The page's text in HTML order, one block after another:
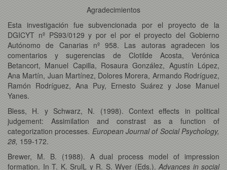
Agradecimientos
Esta investigación fue subvencionada por el proyecto de la
DGICYT nº PS93/0129 y por el por el proyecto del Gobierno
Autónomo de Canarias nº 958. Las autoras agradecen los
comentarios y sugerencias de Clotilde Acosta, Verónica
Betancort, Manuel Capilla, Rosaura González, Agustín López,
Ana Martín, Juan Martínez, Dolores Morera, Armando Rodríguez,
Ramón Rodríguez, Ana Puy, Ernesto Suárez y Jose Manuel
Yanes.
Bless, H. y Schwarz, N. (1998). Context effects in political
judgement: Assimilation and constrast as a function of
categorization processes. European Journal of Social Psychology,
28, 159-172.
Brewer, M. B. (1988). A dual process model of impression
formation. In T. K. SrulL y R. S. Wyer (Eds.). Advances in social